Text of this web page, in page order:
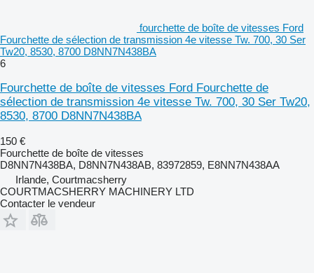
fourchette de boîte de vitesses Ford
Fourchette de sélection de transmission 4e vitesse Tw. 700, 30 Ser
Tw20, 8530, 8700 D8NN7N438BA
6
Fourchette de boîte de vitesses Ford Fourchette de
sélection de transmission 4e vitesse Tw. 700, 30 Ser Tw20,
8530, 8700 D8NN7N438BA
150 €
Fourchette de boîte de vitesses
D8NN7N438BA, D8NN7N438AB, 83972859, E8NN7N438AA
Irlande, Courtmacsherry
COURTMACSHERRY MACHINERY LTD
Contacter le vendeur